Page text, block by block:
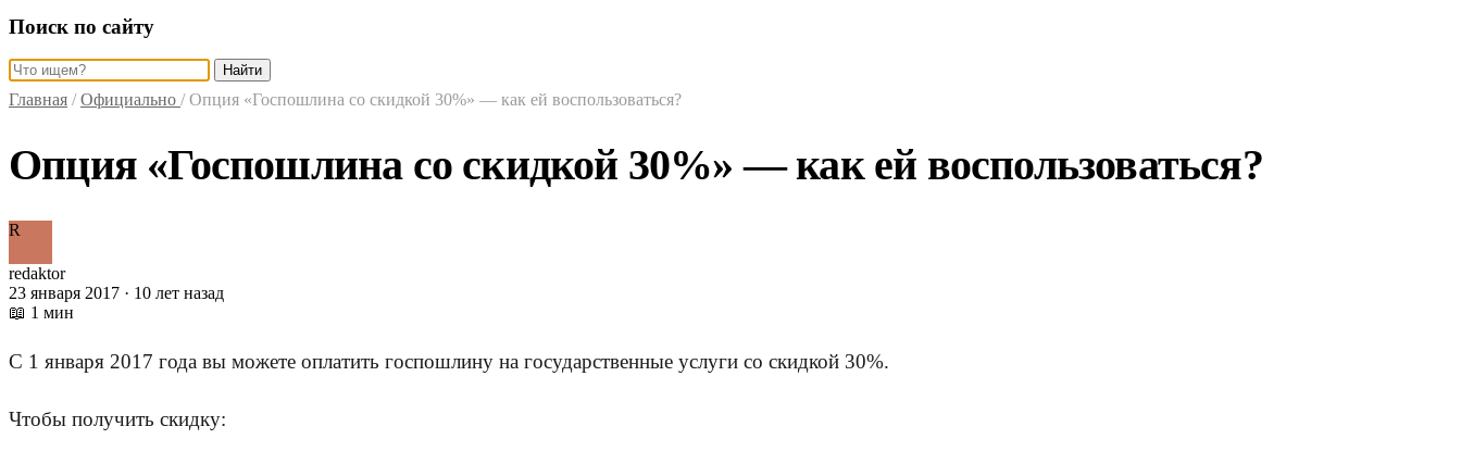
Поиск по сайту
Найти
Главная / Официально / Опция «Госпошлина со скидкой 30%» — как ей воспользоваться?
Опция «Госпошлина со скидкой 30%» — как ей воспользоваться?
R
redaktor
23 января 2017 · 10 лет назад
📖 1 мин
С 1 января 2017 года вы можете оплатить госпошлину на государственные услуги со скидкой 30%.
Чтобы получить скидку: